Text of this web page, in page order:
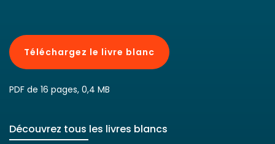
Téléchargez le livre blanc
PDF de 16 pages, 0,4 MB
Découvrez tous les livres blancs